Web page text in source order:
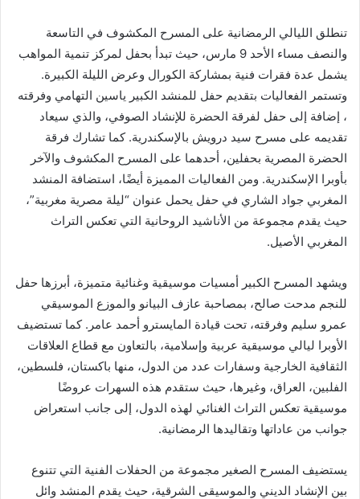
تنطلق الليالي الرمضانية على المسرح المكشوف في التاسعة
والنصف مساء الأحد 9 مارس، حيث تبدأ بحفل لمركز تنمية المواهب
يشمل عدة فقرات فنية بمشاركة الكورال وعرض الليلة الكبيرة.
وتستمر الفعاليات بتقديم حفل للمنشد الكبير ياسين التهامي وفرقته
، إضافة إلى حفل لفرقة الحضرة للإنشاد الصوفي، والذي سيعاد
تقديمه على مسرح سيد درويش بالإسكندرية. كما تشارك فرقة
الحضرة المصرية بحفلين، أحدهما على المسرح المكشوف والآخر
بأوبرا الإسكندرية. ومن الفعاليات المميزة أيضًا، استضافة المنشد
المغربي جواد الشاري في حفل يحمل عنوان “ليلة مصرية مغربية”،
حيث يقدم مجموعة من الأناشيد الروحانية التي تعكس التراث
المغربي الأصيل.
ويشهد المسرح الكبير أمسيات موسيقية وغنائية متميزة، أبرزها حفل
للنجم مدحت صالح، بمصاحبة عازف البيانو والموزع الموسيقي
عمرو سليم وفرقته، تحت قيادة المايسترو أحمد عامر. كما تستضيف
الأوبرا ليالي موسيقية عربية وإسلامية، بالتعاون مع قطاع العلاقات
الثقافية الخارجية وسفارات عدد من الدول، منها باكستان، فلسطين،
الفلبين، العراق، وغيرها، حيث ستقدم هذه السهرات عروضًا
موسيقية تعكس التراث الغنائي لهذه الدول، إلى جانب استعراض
جوانب من عاداتها وتقاليدها الرمضانية.
يستضيف المسرح الصغير مجموعة من الحفلات الفنية التي تتنوع
بين الإنشاد الديني والموسيقى الشرقية، حيث يقدم المنشد وائل